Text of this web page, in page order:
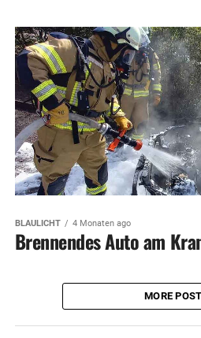
BLAULICHT 4 Monaten ago
Brennendes Auto am
MORE